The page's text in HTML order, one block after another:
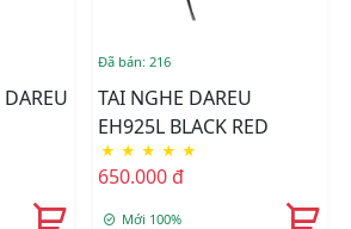
Đã bán: 216
TAI NGHE DAREU
EH925L BLACK RED
★ ★ ★ ★ ★
650.000 đ
Mới 100%